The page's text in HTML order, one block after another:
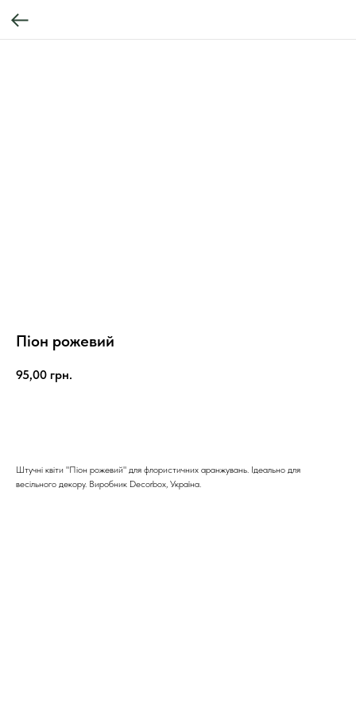
Піон рожевий
95,00 грн.
Штучні квіти "Піон рожевий" для флористичних аранжувань. Ідеально для
весільного декору. Виробник Decorbox, Україна.